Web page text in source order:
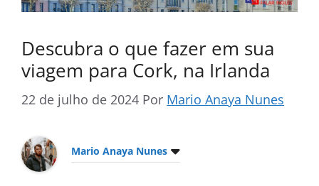
Descubra o que fazer em sua
viagem para Cork, na Irlanda
22 de julho de 2024 Por Mario Anaya Nunes
Mario Anaya Nunes